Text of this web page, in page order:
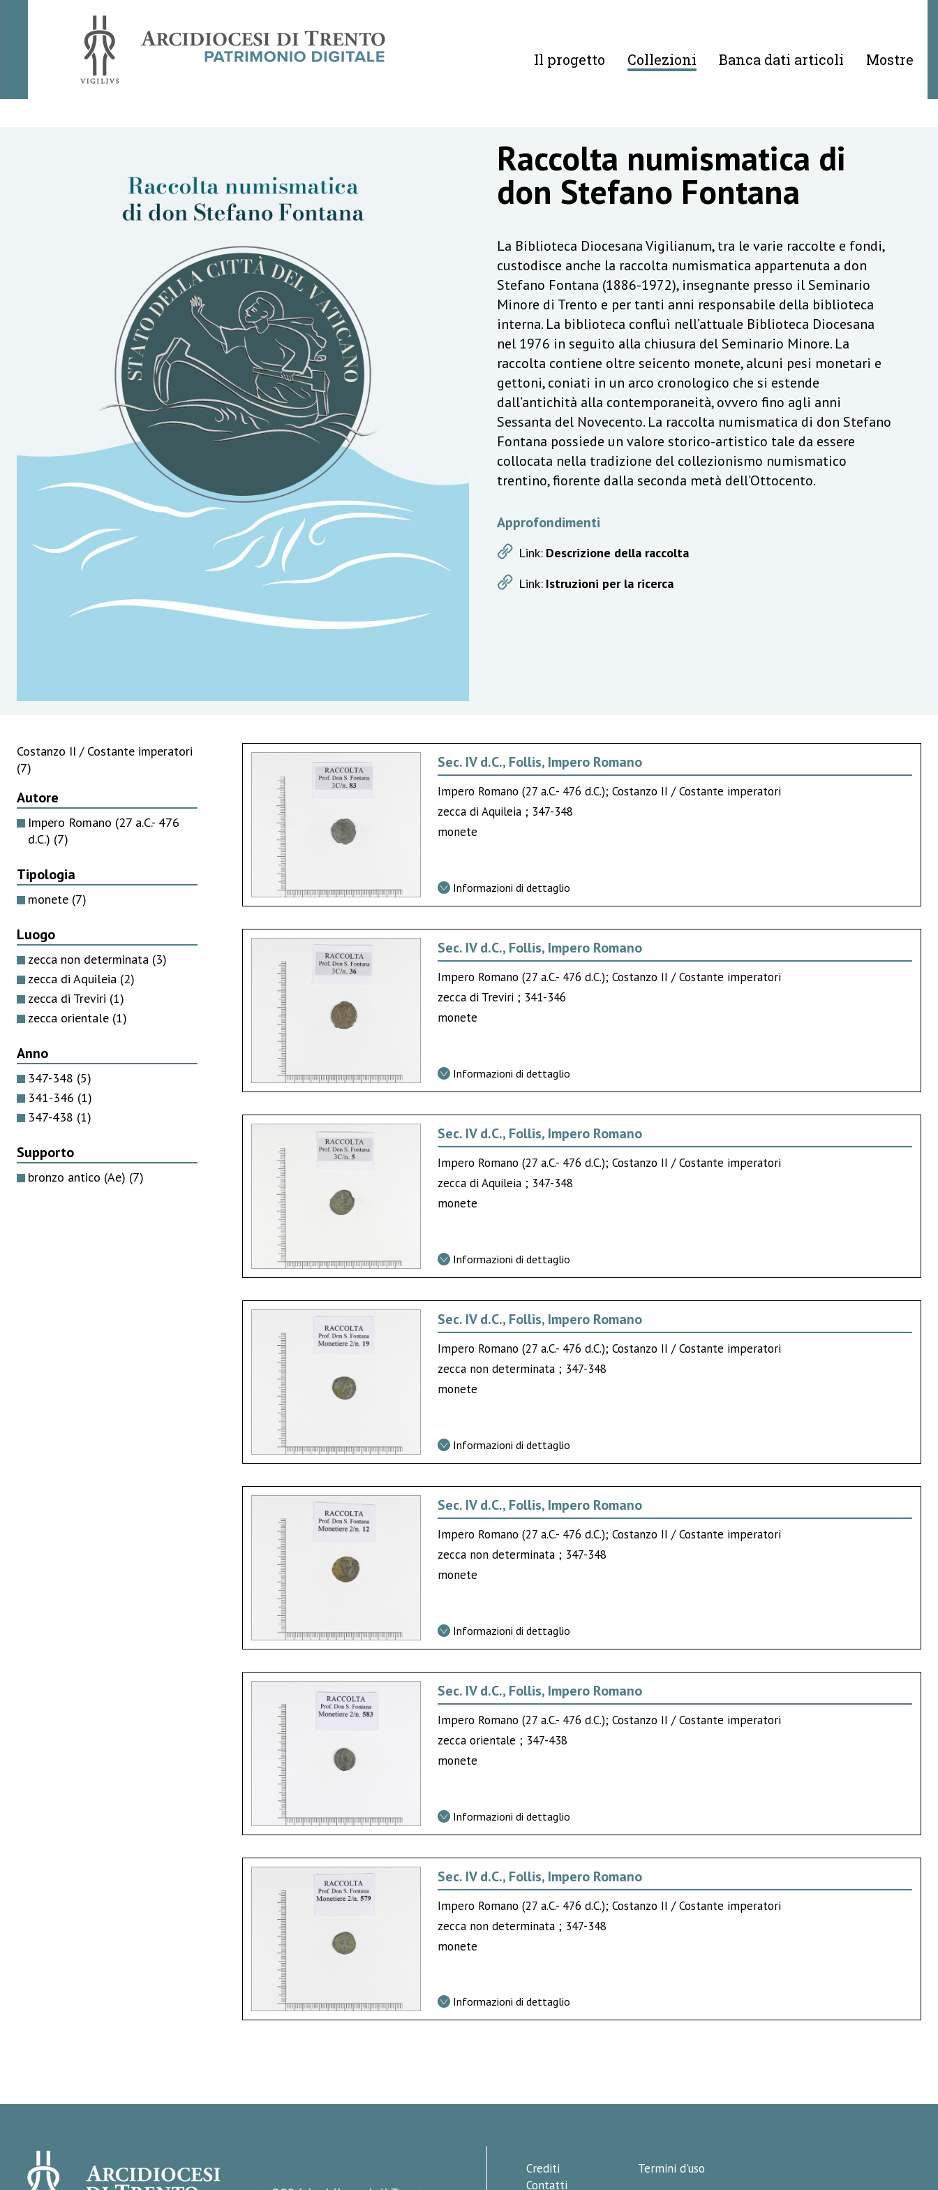
Il progetto Collezioni Banca dati articoli Mostre
Raccolta numismatica di
don Stefano Fontana
La Biblioteca Diocesana Vigilianum, tra le varie raccolte e fondi,
custodisce anche la raccolta numismatica appartenuta a don
Stefano Fontana (1886-1972), insegnante presso il Seminario
Minore di Trento e per tanti anni responsabile della biblioteca
interna. La biblioteca confluì nell’attuale Biblioteca Diocesana
nel 1976 in seguito alla chiusura del Seminario Minore. La
raccolta contiene oltre seicento monete, alcuni pesi monetari e
gettoni, coniati in un arco cronologico che si estende
dall’antichità alla contemporaneità, ovvero fino agli anni
Sessanta del Novecento. La raccolta numismatica di don Stefano
Fontana possiede un valore storico-artistico tale da essere
collocata nella tradizione del collezionismo numismatico
trentino, fiorente dalla seconda metà dell’Ottocento.
Approfondimenti
Link: Descrizione della raccolta
Link: Istruzioni per la ricerca
Costanzo II / Costante imperatori
(7)
Autore
Impero Romano (27 a.C.- 476
d.C.) (7)
Tipologia
monete (7)
Luogo
zecca non determinata (3)
zecca di Aquileia (2)
zecca di Treviri (1)
zecca orientale (1)
Anno
347-348 (5)
341-346 (1)
347-438 (1)
Supporto
bronzo antico (Ae) (7)
Sec. IV d.C., Follis, Impero Romano
Impero Romano (27 a.C.- 476 d.C.); Costanzo II / Costante imperatori
zecca di Aquileia ; 347-348
monete
Informazioni di dettaglio
Sec. IV d.C., Follis, Impero Romano
Impero Romano (27 a.C.- 476 d.C.); Costanzo II / Costante imperatori
zecca di Treviri ; 341-346
monete
Informazioni di dettaglio
Sec. IV d.C., Follis, Impero Romano
Impero Romano (27 a.C.- 476 d.C.); Costanzo II / Costante imperatori
zecca di Aquileia ; 347-348
monete
Informazioni di dettaglio
Sec. IV d.C., Follis, Impero Romano
Impero Romano (27 a.C.- 476 d.C.); Costanzo II / Costante imperatori
zecca non determinata ; 347-348
monete
Informazioni di dettaglio
Sec. IV d.C., Follis, Impero Romano
Impero Romano (27 a.C.- 476 d.C.); Costanzo II / Costante imperatori
zecca non determinata ; 347-348
monete
Informazioni di dettaglio
Sec. IV d.C., Follis, Impero Romano
Impero Romano (27 a.C.- 476 d.C.); Costanzo II / Costante imperatori
zecca orientale ; 347-438
monete
Informazioni di dettaglio
Sec. IV d.C., Follis, Impero Romano
Impero Romano (27 a.C.- 476 d.C.); Costanzo II / Costante imperatori
zecca non determinata ; 347-348
monete
Informazioni di dettaglio
Crediti
Contatti
Termini d'uso